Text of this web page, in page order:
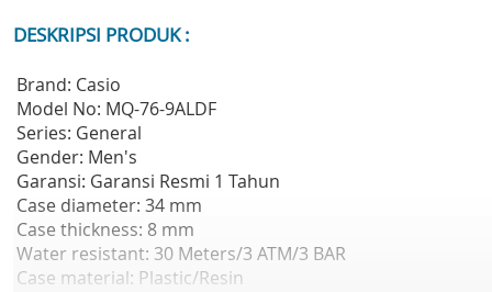
DESKRIPSI PRODUK :
Brand: Casio
Model No: MQ-76-9ALDF
Series: General
Gender: Men's
Garansi: Garansi Resmi 1 Tahun
Case diameter: 34 mm
Case thickness: 8 mm
Water resistant: 30 Meters/3 ATM/3 BAR
Case material: Plastic/Resin